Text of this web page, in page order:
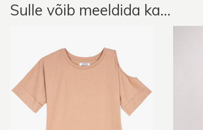
Sulle võib meeldida ka…